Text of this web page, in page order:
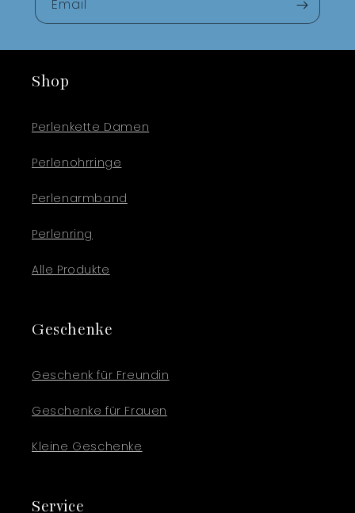
Email
Shop
Perlenkette Damen
Perlenohrringe
Perlenarmband
Perlenring
Alle Produkte
Geschenke
Geschenk für Freundin
Geschenke für Frauen
Kleine Geschenke
Service